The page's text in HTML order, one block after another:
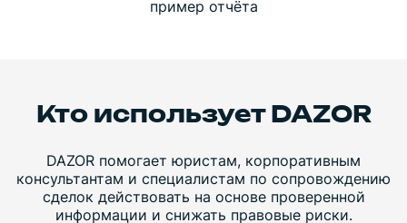
пример отчёта
Кто использует DAZOR
DAZOR помогает юристам, корпоративным
консультантам и специалистам по сопровождению
сделок действовать на основе проверенной
информации и снижать правовые риски.